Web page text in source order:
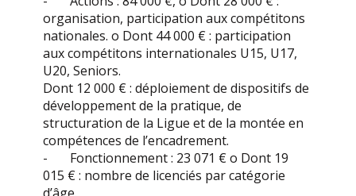
organisation, participation aux compétitons
nationales. o Dont 44 000 € : participation
aux compétitons internationales U15, U17,
U20, Seniors.
Dont 12 000 € : déploiement de dispositifs de
développement de la pratique, de
structuration de la Ligue et de la montée en
compétences de l’encadrement.
- Fonctionnement : 23 071 € o Dont 19
015 € : nombre de licenciés par catégorie